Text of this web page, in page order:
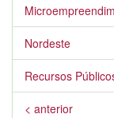
Nordeste
Recursos
< anterior